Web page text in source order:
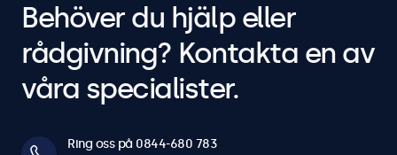
Behöver du hjälp eller
rådgivning? Kontakta en av
våra specialister.
Ring oss på 0844-680 783